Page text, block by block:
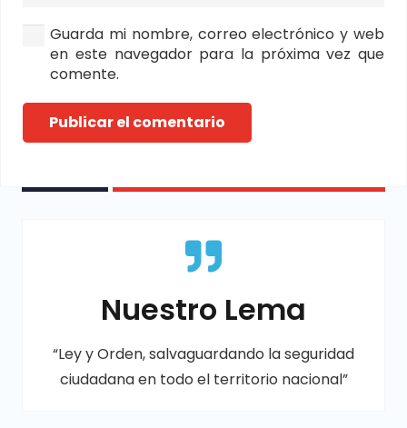
Guarda mi nombre, correo electrónico y web
en este navegador para la próxima vez que
comente.
Publicar el comentario
Nuestro Lema
“Ley y Orden, salvaguardando la seguridad
ciudadana en todo el territorio nacional”